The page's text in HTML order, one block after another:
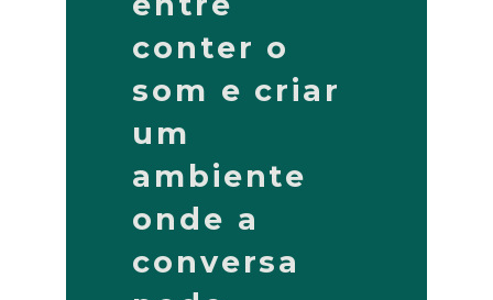
conter o
som e criar
um
ambiente
onde a
conversa